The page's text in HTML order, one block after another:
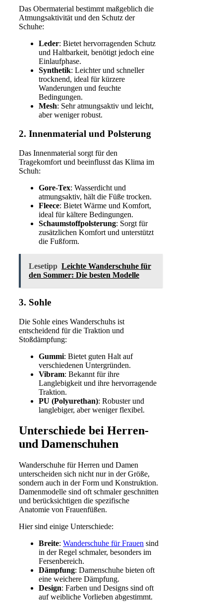
Das Obermaterial bestimmt maßgeblich die
Atmungsaktivität und den Schutz der
Schuhe:
Leder: Bietet hervorragenden Schutz
und Haltbarkeit, benötigt jedoch eine
Einlaufphase.
Synthetik: Leichter und schneller
trocknend, ideal für kürzere
Wanderungen und feuchte
Bedingungen.
Mesh: Sehr atmungsaktiv und leicht,
aber weniger robust.
2. Innenmaterial und Polsterung
Das Innenmaterial sorgt für den
Tragekomfort und beeinflusst das Klima im
Schuh:
Gore-Tex: Wasserdicht und
atmungsaktiv, hält die Füße trocken.
Fleece: Bietet Wärme und Komfort,
ideal für kältere Bedingungen.
Schaumstoffpolsterung: Sorgt für
zusätzlichen Komfort und unterstützt
die Fußform.
Lesetipp Leichte Wanderschuhe für
den Sommer: Die besten Modelle
3. Sohle
Die Sohle eines Wanderschuhs ist
entscheidend für die Traktion und
Stoßdämpfung:
Gummi: Bietet guten Halt auf
verschiedenen Untergründen.
Vibram: Bekannt für ihre
Langlebigkeit und ihre hervorragende
Traktion.
PU (Polyurethan): Robuster und
langlebiger, aber weniger flexibel.
Unterschiede bei Herren-
und Damenschuhen
Wanderschuhe für Herren und Damen
unterscheiden sich nicht nur in der Größe,
sondern auch in der Form und Konstruktion.
Damenmodelle sind oft schmaler geschnitten
und berücksichtigen die spezifische
Anatomie von Frauenfüßen.
Hier sind einige Unterschiede:
Breite: Wanderschuhe für Frauen sind
in der Regel schmaler, besonders im
Fersenbereich.
Dämpfung: Damenschuhe bieten oft
eine weichere Dämpfung.
Design: Farben und Designs sind oft
auf weibliche Vorlieben abgestimmt.